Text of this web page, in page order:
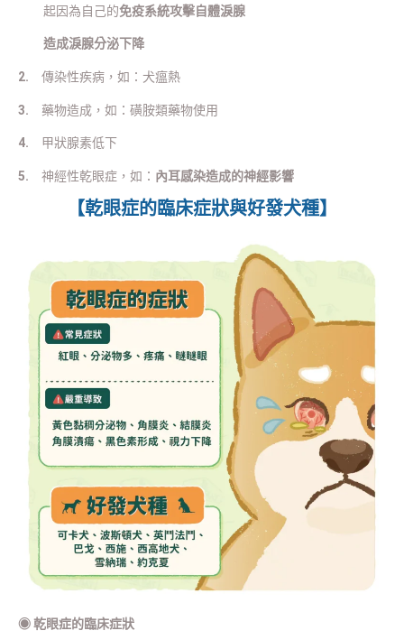
起因為自己的免疫系統攻擊自體淚腺
造成淚腺分泌下降
2. 傳染性疾病，如：犬瘟熱
3. 藥物造成，如：磺胺類藥物使用
4. 甲狀腺素低下
5. 神經性乾眼症，如： 內耳感染造成的神經影響
【乾眼症的臨床症狀與好發犬種】
◉乾眼症的臨床症狀